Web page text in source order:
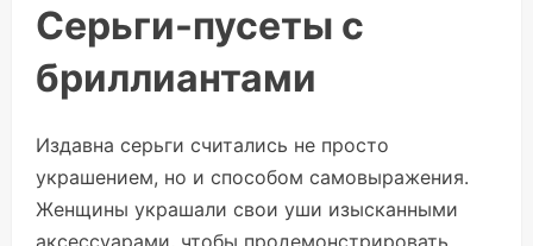
Серьги-пусеты с
бриллиантами
Издавна серьги считались не просто
украшением, но и способом самовыражения.
Женщины украшали свои уши изысканными